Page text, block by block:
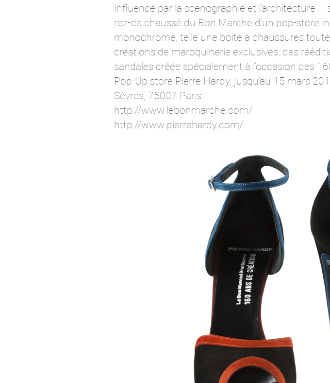
Influencé par la scénographie et l’architecture
rez-de chaussé du Bon Marché d’un pop-store
monochrome, telle une boite à chaussures
créations de maroquinerie exclusives, des
sandales créée spécialement à l’occasion des
Pop-Up store Pierre Hardy, jusqu’au 15 mars
Sèvres, 75007 Paris.
http://www.lebonmarche.com/
http://www.pierrehardy.com/